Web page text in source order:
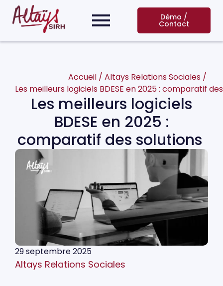
Démo /
Contact
Accueil / Altays Relations Sociales /
Les meilleurs logiciels BDESE en 2025 : comparatif
Les meilleurs logiciels
BDESE en 2025 :
comparatif des solutions
29 septembre 2025
Altays Relations Sociales